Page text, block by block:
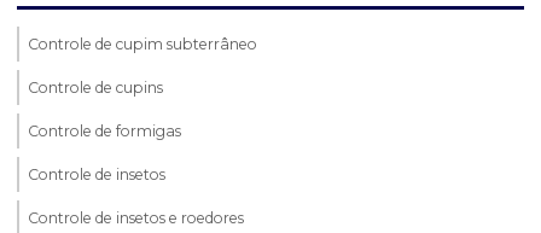
Controle de cupim subterrâneo
Controle de cupins
Controle de formigas
Controle de insetos
Controle de insetos e roedores